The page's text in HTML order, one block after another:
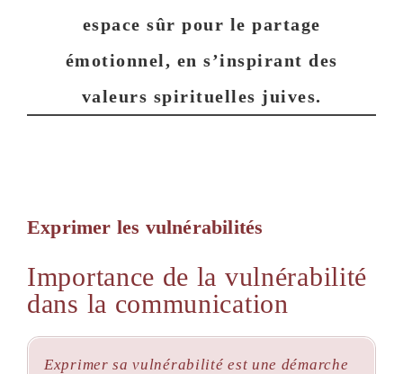
espace sûr pour le partage
émotionnel, en s’inspirant des
valeurs spirituelles juives.
Exprimer les vulnérabilités
Importance de la vulnérabilité
dans la communication
Exprimer sa vulnérabilité est une démarche